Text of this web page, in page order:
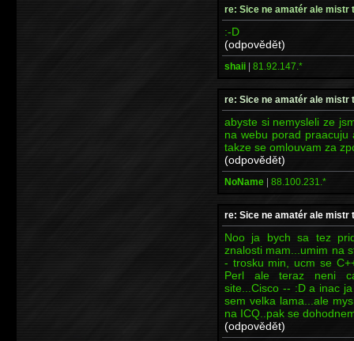
re: Sice ne amatér ale mistr
:-D
(odpovědět)
shaii | 81.92.147.*
re: Sice ne amatér ale mistr
abyste si nemysleli ze
na webu porad
takze se omlouvam za
(odpovědět)
NoName | 88.100.231.*
re: Sice ne amatér ale mistr
Noo ja bych sa tez
znalosti mam...umim na
- trosku min, ucm se
Perl ale teraz neni
site...Cisco -- :D a inac
sem velka lama...ale
na ICQ..pak se
(odpovědět)